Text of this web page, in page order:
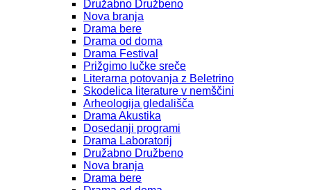
Družabno Družbeno
Nova branja
Drama bere
Drama od doma
Drama Festival
Prižgimo lučke sreče
Literarna potovanja z Beletrino
Skodelica literature v nemščini
Arheologija gledališča
Drama Akustika
Dosedanji programi
Drama Laboratorij
Družabno Družbeno
Nova branja
Drama bere